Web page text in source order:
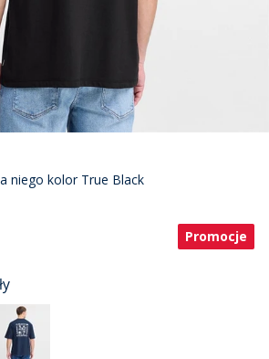
niego kolor True Black
Promocje